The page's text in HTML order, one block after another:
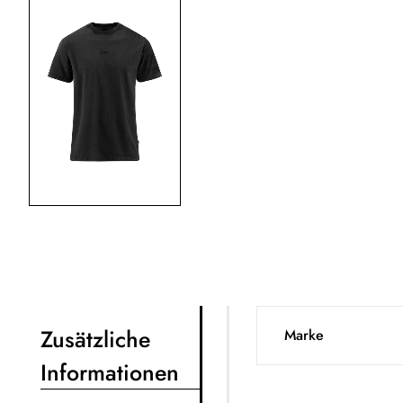
Zusätzliche
Informationen
Marke